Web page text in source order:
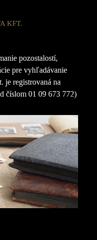
KFT.
pozostalostí,
pre vyhľadávanie
je registrovaná na
číslom 01 09 673 772)